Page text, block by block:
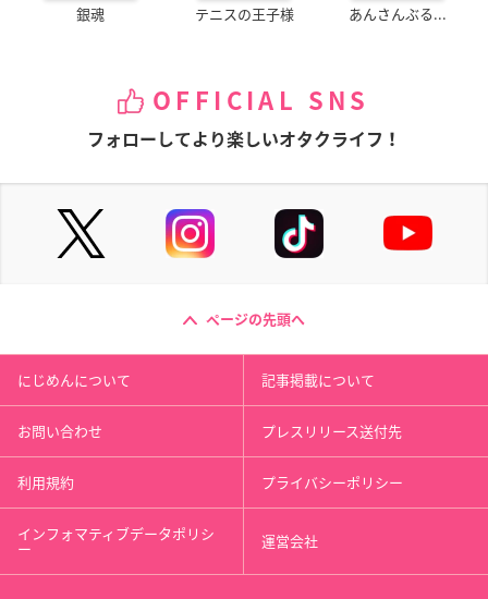
銀魂 テニスの王子様 あんさんぶる...
OFFICIAL SNS
フォローしてより楽しいオタクライフ！
ページの先頭へ
にじめんについて 記事掲載について
お問い合わせ プレスリリース送付先
利用規約 プライバシーポリシー
インフォマティブデータポリシ
ー 運営会社